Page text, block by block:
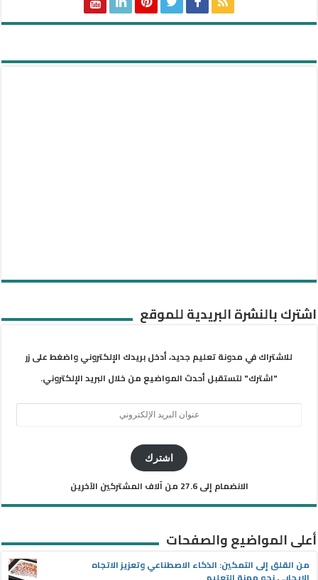
اشترك بالنشرة البريدية للموقع
للاشتراك في مدونة تعليم جديد، أدخل بريدك الإلكتروني واضغط على زر
"اشترك" لتستقبل أحدث المواضيع من خلال البريد الإلكتروني.
اشترك
الانضمام إلى 27.6 من آلاف المشتركين الآخرين
أعلى المواضيع والصفحات
من القلق إلى التمكين: الذكاء الاصطناعي وتعزيز الاتجاه